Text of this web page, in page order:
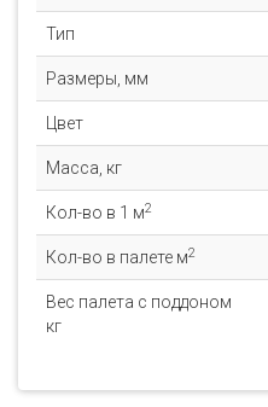
Тип
Размеры, мм
Цвет
Масса, кг
Кол-во в 1 м2
Кол-во в палете м2
Вес палета с поддоном
кг